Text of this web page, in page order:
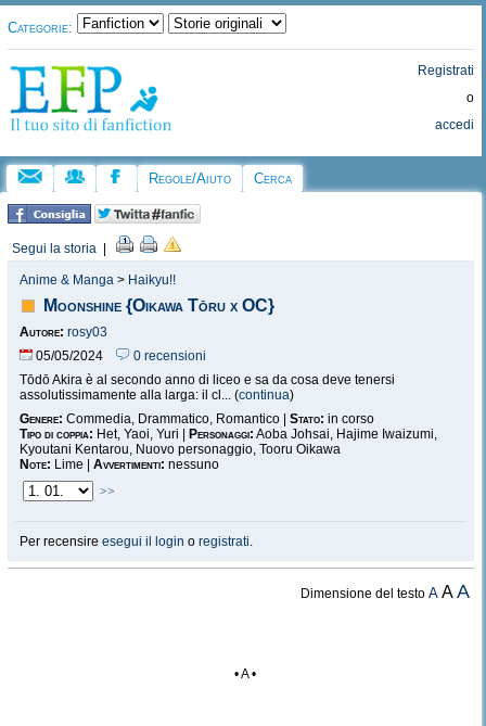
Categorie:
Registrati
o
accedi
Regole/Aiuto Cerca
Segui la storia
Anime & Manga > Haikyu!!
Moonshine {Oikawa Tōru x OC}
Autore: rosy03
05/05/2024
0 recensioni
Tōdō Akira è al secondo anno di liceo e sa da cosa deve tenersi
assolutissimamente alla larga: il cl... (continua)
Genere: Commedia, Drammatico, Romantico | Stato: in corso
Tipo di coppia: Het, Yaoi, Yuri | Personaggi: Aoba Johsai, Hajime Iwaizumi,
Kyoutani Kentarou, Nuovo personaggio, Tooru Oikawa
Note: Lime | Avvertimenti: nessuno
>>
Per recensire esegui il login o registrati.
Dimensione del testoA AA
• A •